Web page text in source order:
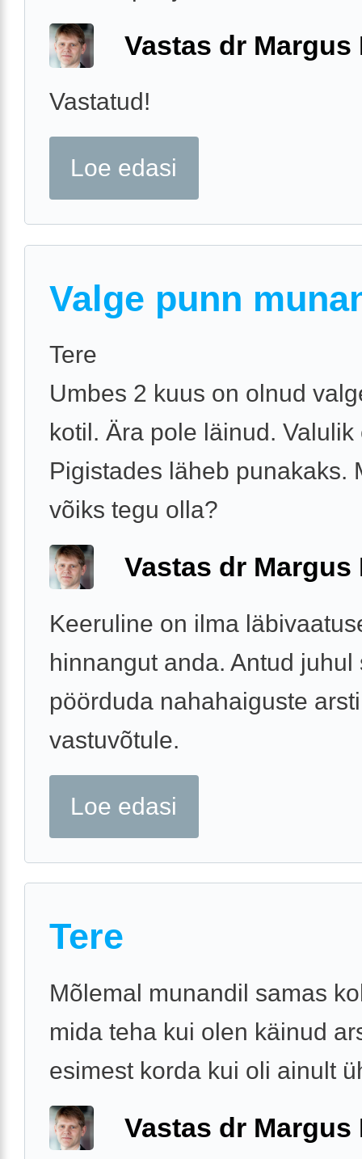
Vastas dr Margus
Vastatud!
Loe edasi
Valge punn
Tere
Umbes 2 kuus on olnud
kotil. Ära pole läinud. Valulik
Pigistades läheb punakaks.
võiks tegu olla?
Vastas dr Margus
Keeruline on ilma
hinnangut anda. Antud juhul
pöörduda nahahaiguste arsti
vastuvõtule.
Loe edasi
Tere
Mõlemal munandil samas
mida teha kui olen käinud
esimest korda kui oli ainult
Vastas dr Margus